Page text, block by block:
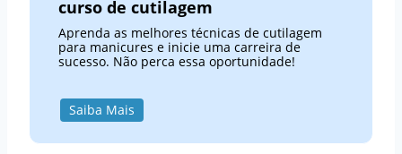
curso de cutilagem
Aprenda as melhores técnicas de cutilagem
para manicures e inicie uma carreira de
sucesso. Não perca essa oportunidade!
Saiba Mais